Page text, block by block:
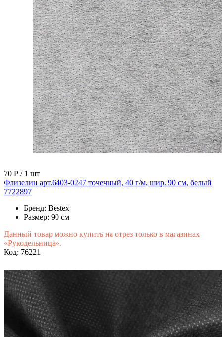
70 Р / 1 шт
Флизелин арт.6403-0247 точечный, 40 г/м, шир. 90 см, белый
7722897
Бренд: Bestex
Размер: 90 см
Данный товар можно купить на отрез только в магазинах
«Рукодельница».
Код: 76221